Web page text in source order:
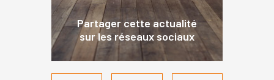
Partager cette actualité
sur les réseaux sociaux